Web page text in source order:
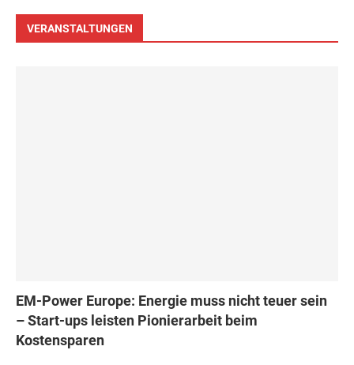
VERANSTALTUNGEN
EM-Power Europe: Energie muss nicht teuer sein
– Start-ups leisten Pionierarbeit beim
Kostensparen